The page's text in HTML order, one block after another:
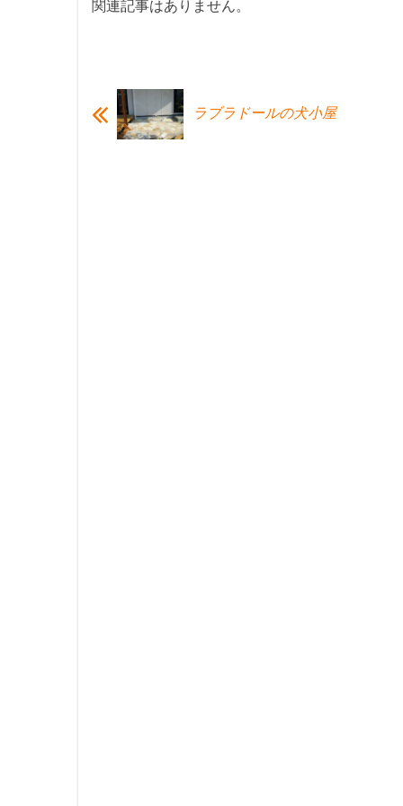
関連記事はありません。
ラブラドールの犬小屋